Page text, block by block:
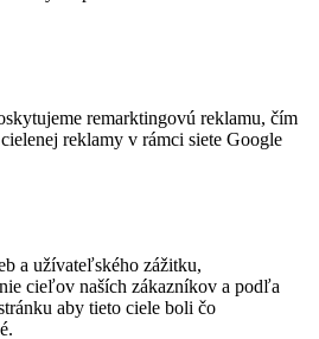
remarktingovú reklamu, čím
reklamy v rámci siete Google
a užívateľského zážitku,
cieľov naších zákazníkov a podľa
aby tieto ciele boli čo